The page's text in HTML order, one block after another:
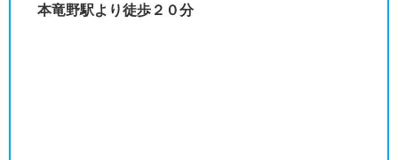
本竜野駅より徒歩２０分